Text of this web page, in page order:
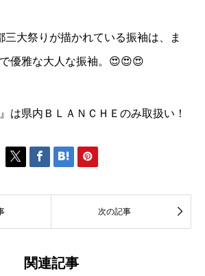
三大祭りが描かれている振袖は、ま
優雅な大人な振袖。😍😍😍
は県内ＢＬＡＮＣＨＥのみ取扱い！
   
次の記事 
関連記事